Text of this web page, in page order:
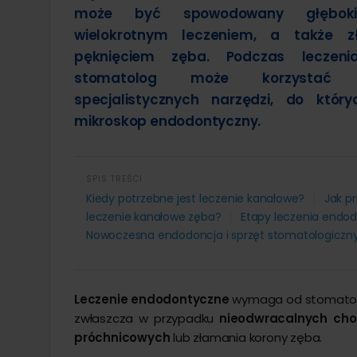
Liposukcja brzucha
Leczenie ginekomastii
Powiększanie penisa kwasem
Lipoliza
Leczenie otyłości
Endoskopowe zmniejszenie żołądka
Laparoskopowe leczenie otyłości
Resekcja żołądka laparoskopowo
Chirurgiczne leczenie otyłości
Leczenie otyłości balonem
może być spowodowany
wielokrotnym leczeniem, a także
pęknięciem zęba. Podczas
stomatolog może
specjalistycznych narzędzi, do
mikroskop endodontyczny.
STRESZCZENIE ARTYKUŁU:
SPIS TREŚCI
Kiedy potrzebne jest leczenie kanałowe?
Jak
leczenie kanałowe zęba?
Etapy leczenia
Nowoczesna endodoncja i sprzęt
Leczenie endodontycznewymaga od
zwłaszcza w przypadku nieodwracalnych
próchnicowych lub złamania korony zęba.